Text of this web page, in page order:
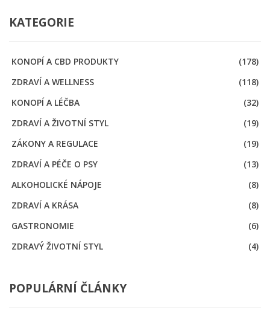
KATEGORIE
KONOPÍ A CBD PRODUKTY
(178)
ZDRAVÍ A WELLNESS
(118)
KONOPÍ A LÉČBA
(32)
ZDRAVÍ A ŽIVOTNÍ STYL
(19)
ZÁKONY A REGULACE
(19)
ZDRAVÍ A PÉČE O PSY
(13)
ALKOHOLICKÉ NÁPOJE
(8)
ZDRAVÍ A KRÁSA
(8)
GASTRONOMIE
(6)
ZDRAVÝ ŽIVOTNÍ STYL
(4)
POPULÁRNÍ ČLÁNKY